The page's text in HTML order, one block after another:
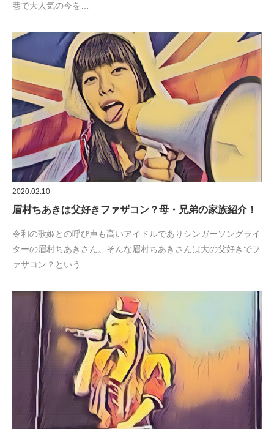
巷で大人気の今を…
2020.02.10
眉村ちあきは父好きファザコン？母・兄弟の家族紹介！
令和の歌姫との呼び声も高いアイドルでありシンガーソングライ
ターの眉村ちあきさん。そんな眉村ちあきさんは大の父好きでフ
ァザコン？という…